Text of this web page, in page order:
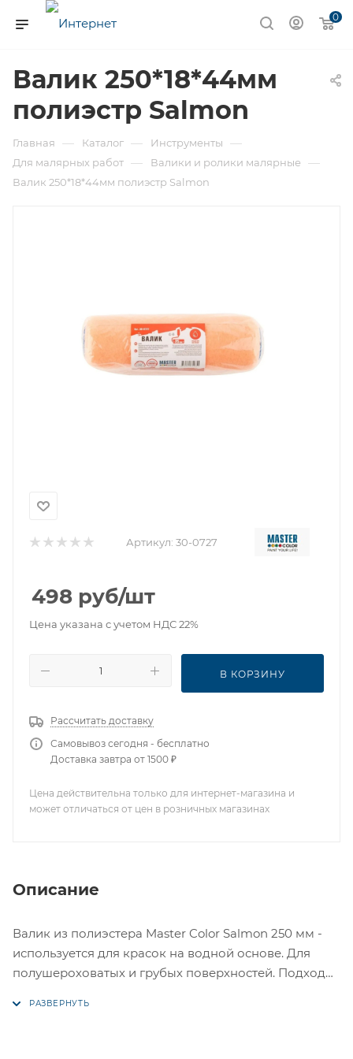
0
Валик 250*18*44мм
полиэстр Salmon
Главная — Каталог — Инструменты —
Для малярных работ — Валики и ролики малярные —
Валик 250*18*44мм полиэстр Salmon
Артикул: 30-0727
498 руб/шт
Цена указана с учетом НДС 22%
В КОРЗИНУ
Рассчитать доставку
Самовывоз сегодня - бесплатно
Доставка завтра от 1500 ₽
Цена действительна только для интернет-магазина и
может отличаться от цен в розничных магазинах
Описание
Валик из полиэстера Master Color Salmon 250 мм -
используется для красок на водной основе. Для
полушероховатых и грубых поверхностей. Подходит